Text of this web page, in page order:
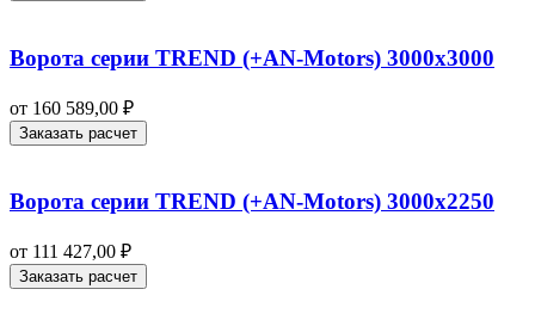
Ворота серии TREND (+AN‑Motors) 3000х3000
от 160 589,00 ₽
Заказать расчет
Ворота серии TREND (+AN‑Motors) 3000х2250
от 111 427,00 ₽
Заказать расчет